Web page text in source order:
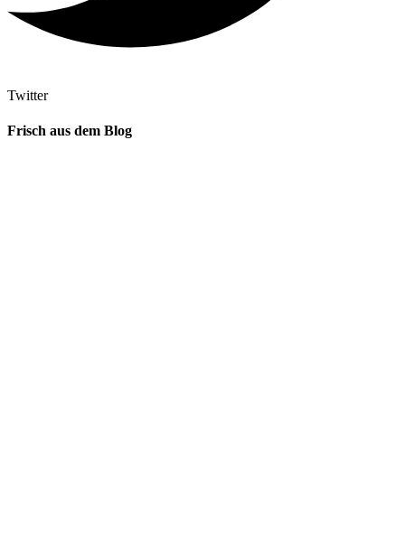
Twitter
Frisch aus dem Blog